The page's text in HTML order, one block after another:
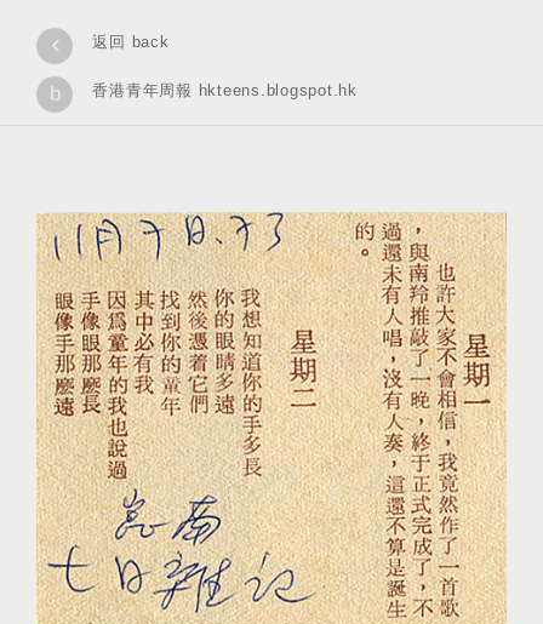
‹ 返回 back
b 香港青年周報 hkteens.blogspot.hk